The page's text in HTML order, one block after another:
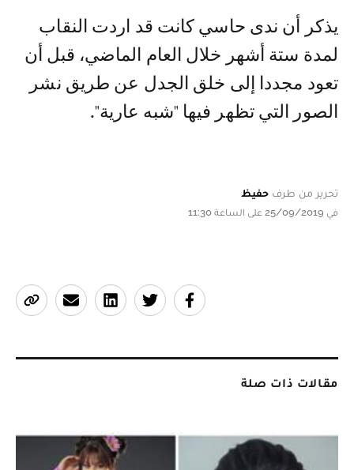
يذكر أن ندى حاسي كانت قد اردت النقاب
لمدة ستة أشهر خلال العام الماضي، قبل أن
تعود مجددا إلى خلق الجدل عن طريق نشر
الصور التي تظهر فيها "شبه عارية".
تحرير من طرف حفيظ
في 25/09/2019 على الساعة 11:30
مقالات ذات صلة